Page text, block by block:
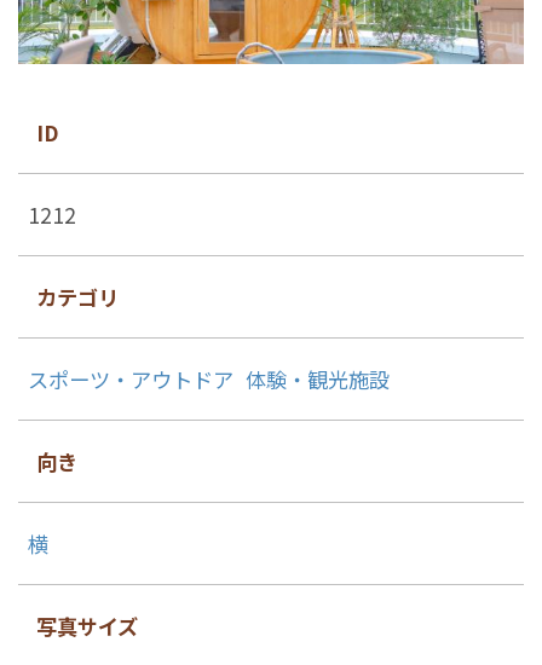
ID
1212
カテゴリ
スポーツ・アウトドア 体験・観光施設
向き
横
写真サイズ